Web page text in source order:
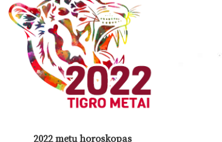
2022 metų horoskopas